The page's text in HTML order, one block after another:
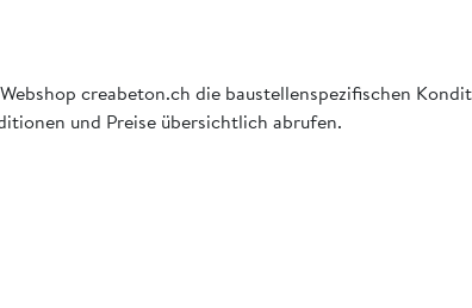
creabeton.ch die baustellenspezifischen
und Preise übersichtlich abrufen.